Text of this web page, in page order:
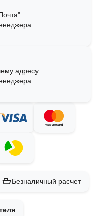
адресу
Безналичный расчет